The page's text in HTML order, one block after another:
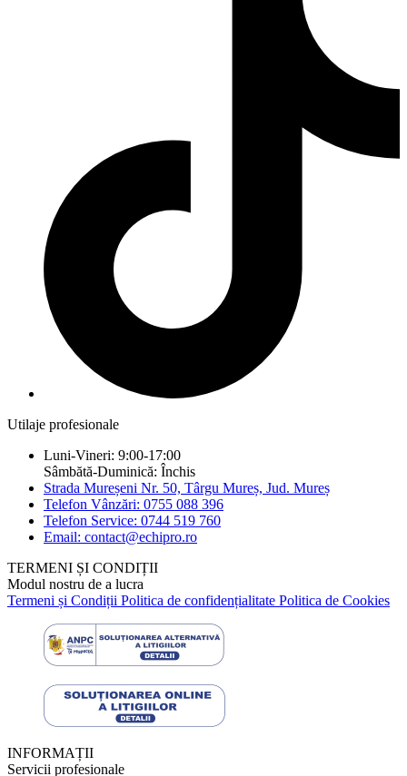
Utilaje profesionale
Luni-Vineri: 9:00-17:00
Sâmbătă-Duminică: Închis
Strada Mureșeni Nr. 50, Târgu Mureș, Jud. Mureș
Telefon Vânzări: 0755 088 396
Telefon Service: 0744 519 760
Email: contact@echipro.ro
TERMENI ȘI CONDIȚII
Modul nostru de a lucra
Termeni și Condiții Politica de confidențialitate Politica de Cookies
INFORMAȚII
Servicii profesionale